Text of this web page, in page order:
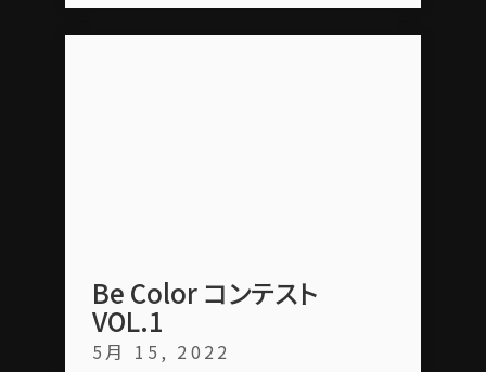
Be Color コンテスト
VOL.1
5月 15, 2022